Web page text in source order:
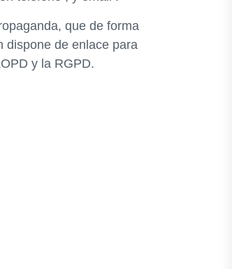
que de forma
dispone de enlace para
y la RGPD.